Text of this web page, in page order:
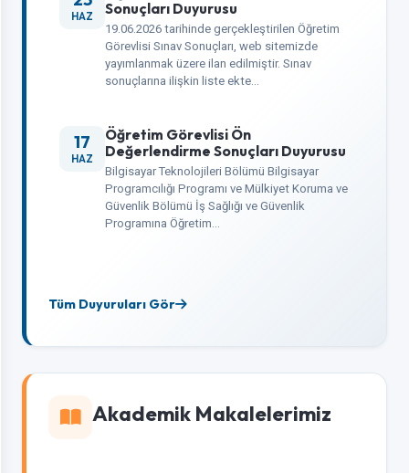
HAZ
Sonuçları Duyurusu
19.06.2026 tarihinde gerçekleştirilen Öğretim
Görevlisi Sınav Sonuçları, web sitemizde
yayımlanmak üzere ilan edilmiştir. Sınav
sonuçlarına ilişkin liste ekte…
17
HAZ
Öğretim Görevlisi Ön
Değerlendirme Sonuçları Duyurusu
Bilgisayar Teknolojileri Bölümü Bilgisayar
Programcılığı Programı ve Mülkiyet Koruma ve
Güvenlik Bölümü İş Sağlığı ve Güvenlik
Programına Öğretim…
Tüm Duyuruları Gör
Akademik Makalelerimiz